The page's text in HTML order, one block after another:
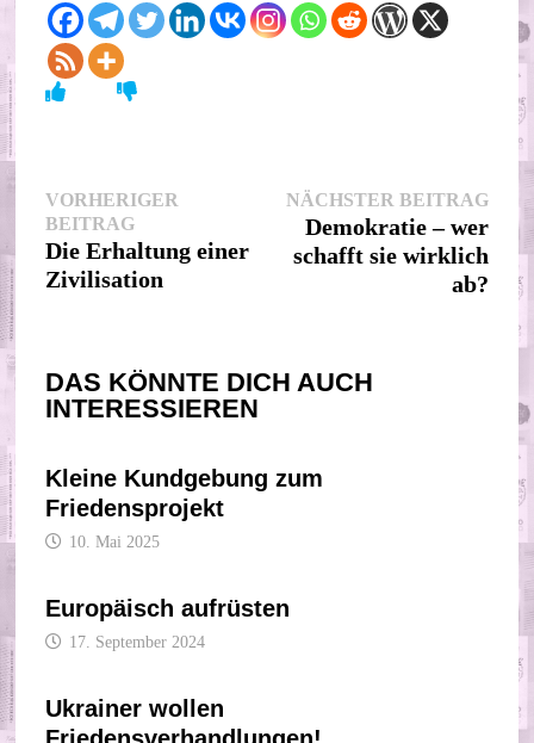
Beitragsnavigation
VORHERIGER
BEITRAGVorheriger
Beitrag:
Die Erhaltung einer
Zivilisation
NÄCHSTER BEITRAG
Demokratie – wer
schafft sie wirklich
ab?
DAS KÖNNTE DICH AUCH
INTERESSIEREN
Kleine Kundgebung zum
Friedensprojekt
10. Mai 2025
Europäisch aufrüsten
17. September 2024
Ukrainer wollen